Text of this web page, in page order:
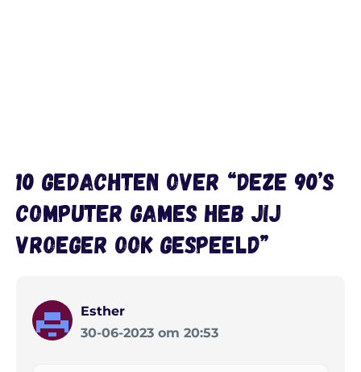
10 gedachten over “Deze 90’s
computer games heb jij
vroeger ook gespeeld”
Esther
30-06-2023 om 20:53